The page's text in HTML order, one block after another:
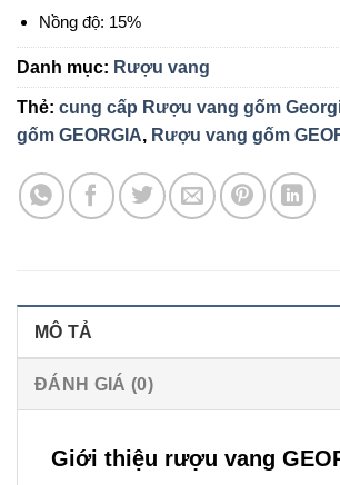
Nồng độ: 15%
Danh mục: Rượu vang
Thẻ: cung cấp Rượu vang gốm
gốm GEORGIA, Rượu vang gốm
MÔ TẢ
ĐÁNH GIÁ (0)
Giới thiệu rượu vang